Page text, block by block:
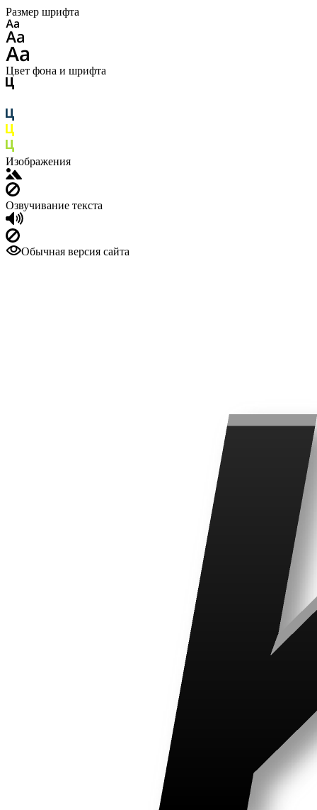
Размер шрифта
Цвет фона и шрифта
Изображения
Озвучивание текста
Обычная версия сайта